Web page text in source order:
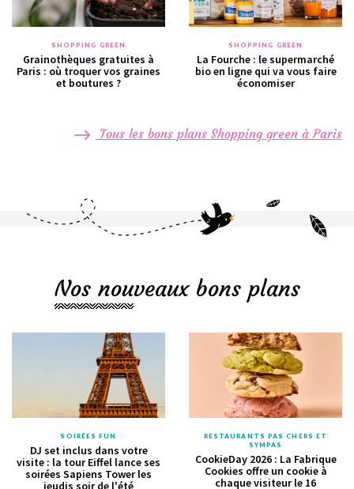
SHOPPING GREEN
Grainothèques gratuites à
Paris : où troquer vos graines
et boutures ?
SHOPPING GREEN
La Fourche : le supermarché
bio en ligne qui va vous faire
économiser
Tous les bons plans Shopping green à Paris
Nos nouveaux bons plans
SOIRÉES FUN
DJ set inclus dans votre
visite : la tour Eiffel lance ses
soirées Sapiens Tower les
jeudis soir de l'été
RESTAURANTS PAS CHERS ET
SYMPAS
CookieDay 2026 : La Fabrique
Cookies offre un cookie à
chaque visiteur le 16